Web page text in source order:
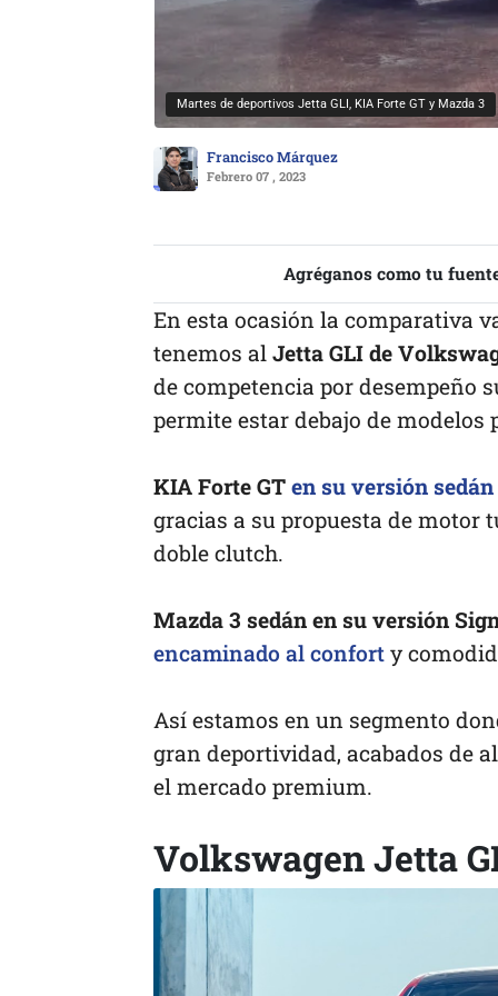
Martes de deportivos Jetta GLI, KIA Forte GT y Mazda 3
Francisco Márquez
Febrero 07 , 2023
Agréganos como tu
En esta ocasión la comparativa
tenemos al Jetta GLI de
de competencia por desempeño
permite estar debajo de modelos
KIA Forte GT en su versión sedán
gracias a su propuesta de motor
doble clutch.
Mazda 3 sedán en su versión
encaminado al confort y
Así estamos en un segmento
gran deportividad, acabados de
el mercado premium.
Volkswagen Jetta